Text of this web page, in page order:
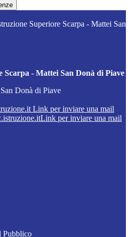
Superiore Scarpa - Mattei San
- Mattei San Donà di Piave
Donà di Piave
Link per inviare una mail
Link per inviare una mail
Pubblico